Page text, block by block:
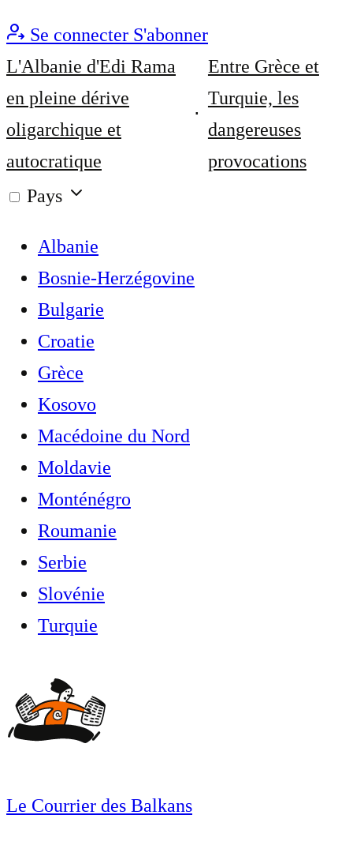
Se connecter S'abonner
L'Albanie d'Edi Rama
en pleine dérive
oligarchique et
autocratique
Entre Grèce et
Turquie, les
dangereuses
provocations
Pays
Albanie
Bosnie-Herzégovine
Bulgarie
Croatie
Grèce
Kosovo
Macédoine du Nord
Moldavie
Monténégro
Roumanie
Serbie
Slovénie
Turquie
Le Courrier des Balkans